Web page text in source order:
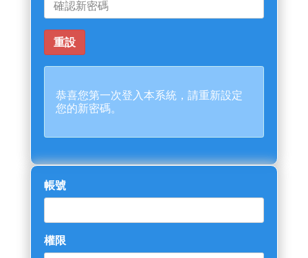
恭喜您第一次登入本系統，請重新設定
您的新密碼。
帳號
權限